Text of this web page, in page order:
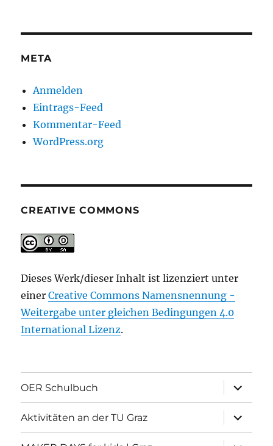
META
Anmelden
Eintrags-Feed
Kommentar-Feed
WordPress.org
CREATIVE COMMONS
Dieses Werk/dieser Inhalt ist lizenziert unter
einerCreative Commons Namensnennung -
Weitergabe unter gleichen Bedingungen 4.0
International Lizenz.
OER Schulbuch
öffnen
Aktivitäten an der TU Graz
öffnen